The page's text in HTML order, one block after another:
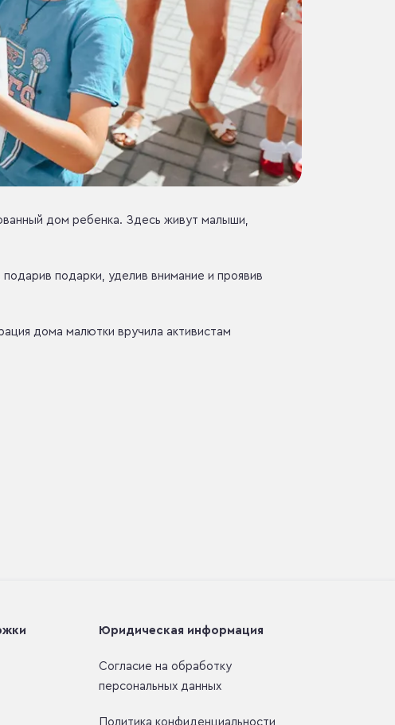
дом ребенка. Здесь живут малыши,
подарки, уделив внимание и проявив
дома малютки вручила активистам
Юридическая информация
Согласие на обработку
персональных данных
Политика конфиденциальности